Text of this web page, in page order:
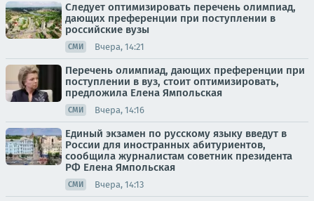
Следует оптимизировать перечень олимпиад,
дающих преференции при поступлении в
российские вузы
СМИ Вчера, 14:21
Перечень олимпиад, дающих преференции при
поступлении в вуз, стоит оптимизировать,
предложила Елена Ямпольская
СМИ Вчера, 14:16
Единый экзамен по русскому языку введут в
России для иностранных абитуриентов,
сообщила журналистам советник президента
РФ Елена Ямпольская
СМИ Вчера, 14:13